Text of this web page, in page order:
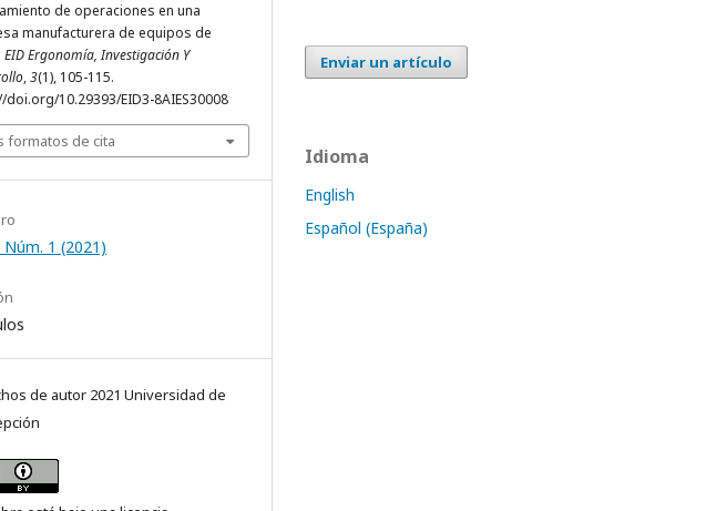
de operaciones en una
manufacturera de equipos de
EID Ergonomía, Investigación Y
,3(1), 105-115.
10.29393/EID3-8AIES30008
formatos de cita
Núm. 1 (2021)
de autor 2021 Universidad de
Enviar un artículo
Idioma
English
Español (España)